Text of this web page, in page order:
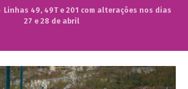
Linhas 49, 49T e 201 com alterações nos dias
27 e 28 de abril